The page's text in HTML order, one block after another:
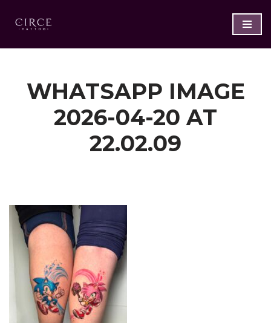
Saltar
al
WHATSAPP IMAGE
2026-04-20 AT
22.02.09